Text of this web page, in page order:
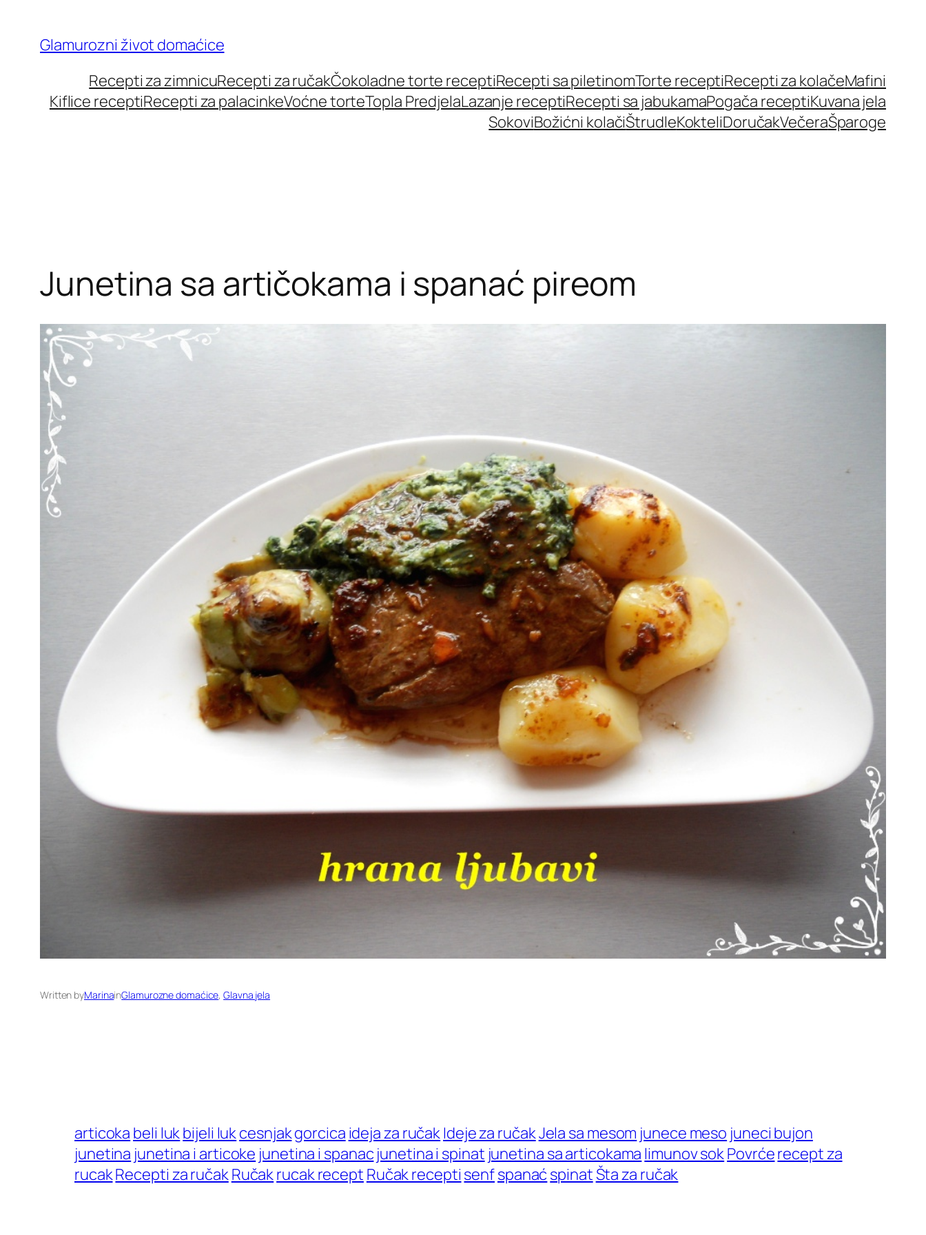
content
Glamurozni život domaćice
Recepti za zimnicuRecepti za ručakČokoladne torte receptiRecepti sa piletinomTorte receptiRecepti za kolačeMafini
Kiflice receptiRecepti za palacinkeVoćne torteTopla PredjelaLazanje receptiRecepti sa jabukamaPogača receptiKuvana jela
SokoviBožićni kolačiŠtrudleKokteliDoručakVečeraŠparoge
Junetina sa artičokama i spanać pireom
Written byMarinainGlamurozne domaćice, Glavna jela
articoka beli lukbijeli lukcesnjakgorcica ideja za ručakIdeje za ručakJela sa mesom junece meso juneci bujon
junetina junetina i articoke junetina i spanac junetina i spinat junetina sa articokama limunov sokPovrćerecept za
rucakRecepti za ručakRučakrucak recept Ručak recepti senfspanać spinatŠta za ručak